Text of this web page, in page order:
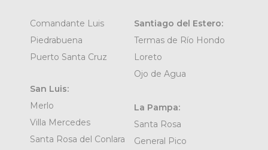
Comandante Luis
Piedrabuena
Puerto Santa Cruz
San Luis:
Merlo
Villa Mercedes
Santa Rosa del Conlara
Santiago del Estero:
Termas de Río Hondo
Loreto
Ojo de Agua
La Pampa:
Santa Rosa
General Pico